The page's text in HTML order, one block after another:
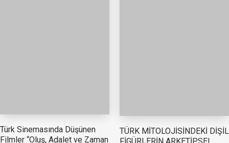
Türk Sinemasında Düşünen
Filmler “Oluş, Adalet ve Zaman
TÜRK MİTOLOJİSİNDEKİ DİŞİL